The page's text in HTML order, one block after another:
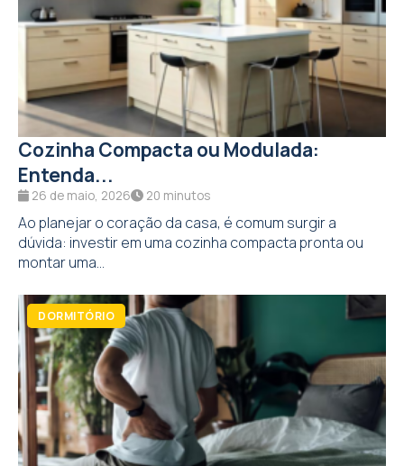
Cozinha Compacta ou Modulada:
Entenda...
26 de maio, 2026 20 minutos
Ao planejar o coração da casa, é comum surgir a
dúvida: investir em uma cozinha compacta pronta ou
montar uma...